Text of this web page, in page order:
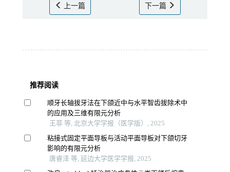
上一篇 下一篇